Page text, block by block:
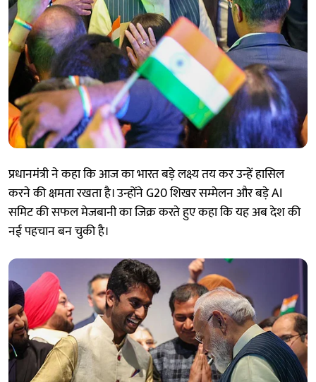
प्रधानमंत्री ने कहा कि आज का भारत बड़े लक्ष्य तय कर उन्हें हासिल
करने की क्षमता रखता है। उन्होंने G20 शिखर सम्मेलन और बड़े AI
समिट की सफल मेजबानी का जिक्र करते हुए कहा कि यह अब देश की
नई पहचान बन चुकी है।